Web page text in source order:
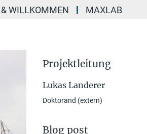
& WILLKOMMEN MAXLAB
Projektleitung
Lukas Landerer
Doktorand (extern)
Blog post